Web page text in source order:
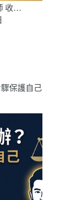
收…
保護自己